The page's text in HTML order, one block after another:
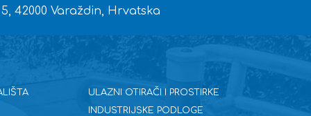
42000 Varaždin, Hrvatska
ULAZNI OTIRAČI I PROSTIRKE
INDUSTRIJSKE PODLOGE